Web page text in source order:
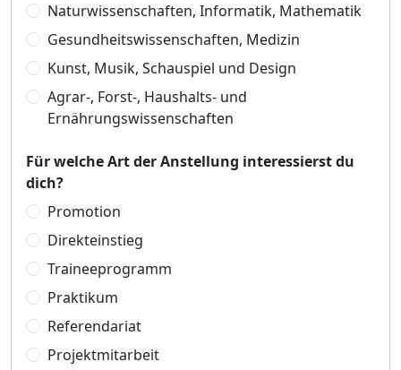
Naturwissenschaften, Informatik, Mathematik
Gesundheitswissenschaften, Medizin
Kunst, Musik, Schauspiel und Design
Agrar-, Forst-, Haushalts- und
Ernährungswissenschaften
Für welche Art der Anstellung interessierst du
dich?
Promotion
Direkteinstieg
Traineeprogramm
Praktikum
Referendariat
Projektmitarbeit